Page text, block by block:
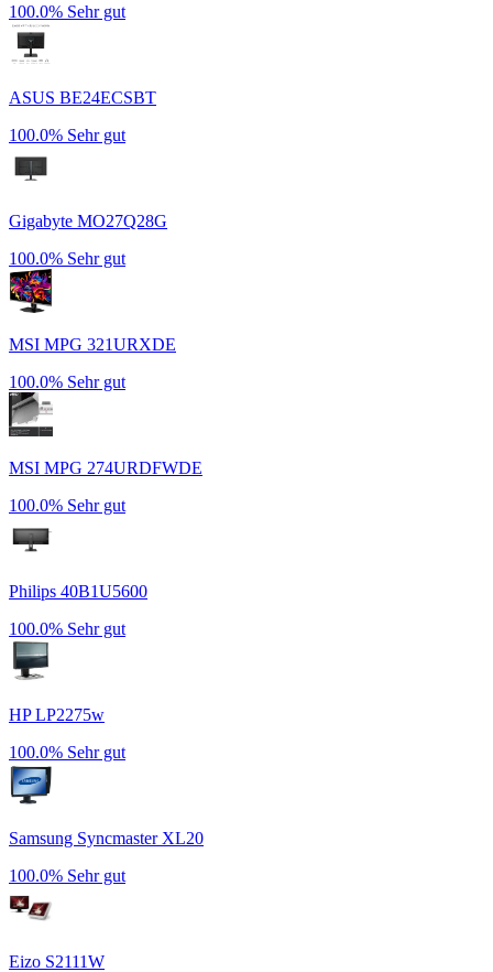
100.0% Sehr gut
ASUS BE24ECSBT
100.0% Sehr gut
Gigabyte MO27Q28G
100.0% Sehr gut
MSI MPG 321URXDE
100.0% Sehr gut
MSI MPG 274URDFWDE
100.0% Sehr gut
Philips 40B1U5600
100.0% Sehr gut
HP LP2275w
100.0% Sehr gut
Samsung Syncmaster XL20
100.0% Sehr gut
Eizo S2111W